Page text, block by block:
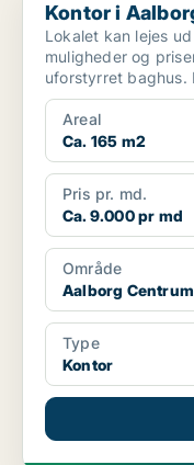
Kontor i
Lokalet kan lejes
muligheder og priser Lokalerne er beliggende 1.
uforstyrret baghus.
Areal
Ca. 165 m2
Pris pr. md.
Ca. 9.000 pr md
Område
Aalborg Centrum
Type
Kontor